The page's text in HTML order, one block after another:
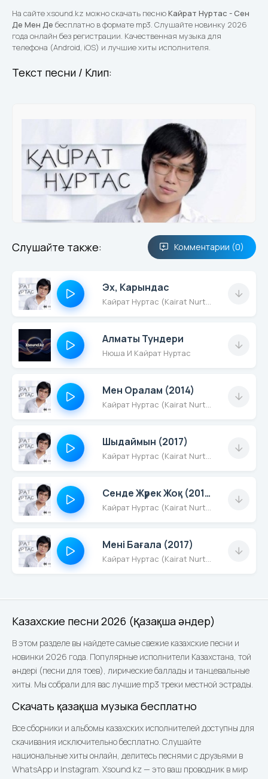
Казахские песни 2026 (Қазақша әндер)
В этом разделе вы найдете самые свежие казахские песни и
новинки 2026 года. Популярные исполнители Казахстана, той
әндері (песни для тоев), лирические баллады и танцевальные
хиты. Мы собрали для вас лучшие mp3 треки местной эстрады.
Скачать қазақша музыка бесплатно
Все сборники и альбомы казахских исполнителей доступны для
скачивания исключительно бесплатно. Слушайте
национальные хиты онлайн, делитесь песнями с друзьями в
WhatsApp и Instagram. Xsound.kz — это ваш проводник в мир
На сайте xsound.kz можно скачать песнюКайрат Нуртас - Сен
Де Мен Де бесплатно в формате mp3. Слушайте новинку 2026
года онлайн без регистрации. Качественная музыка для
телефона (Android, iOS) и лучшие хиты исполнителя.
Текст песни / Клип:
Слушайте также: Комментарии (0)
Эх, Карындас
Кайрат Нуртас (Kairat Nurtas)
Алматы Тундери
Нюша И Кайрат Нуртас
Мен Оралам (2014)
Кайрат Нуртас (Kairat Nurtas)
Шыдаймын (2017)
Кайрат Нуртас (Kairat Nurtas)
Сенде Жүрек Жоқ (2015)
Кайрат Нуртас (Kairat Nurtas)
Мені Бағала (2017)
Кайрат Нуртас (Kairat Nurtas)